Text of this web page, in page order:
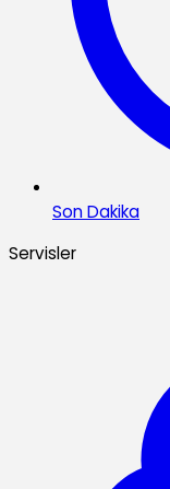
Son Dakika
Servisler